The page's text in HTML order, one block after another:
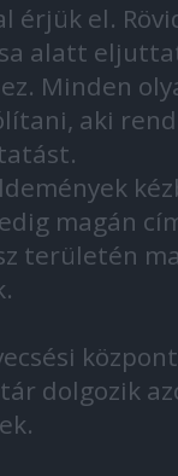
érjük el.
alatt
Minden
aki
magán
területén
dolgozik